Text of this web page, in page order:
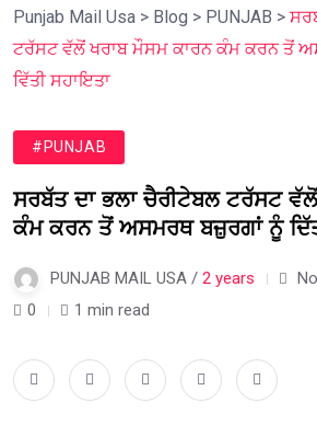
Punjab Mail Usa > Blog > PUNJAB >
ਟਰੱਸਟ ਵੱਲੋਂ ਖਰਾਬ ਮੌਸਮ ਕਾਰਨ ਕੰਮ ਕਰਨ ਤੋਂ
ਵਿੱਤੀ ਸਹਾਇਤਾ
#PUNJAB
ਸਰਬੱਤ ਦਾ ਭਲਾ ਚੈਰੀਟੇਬਲ ਟਰੱਸਟ
ਕੰਮ ਕਰਨ ਤੋਂ ਅਸਮਰਥ ਬਜ਼ੁਰਗਾਂ ਨੂੰ
PUNJAB MAIL USA / 2 years
0
1 min read